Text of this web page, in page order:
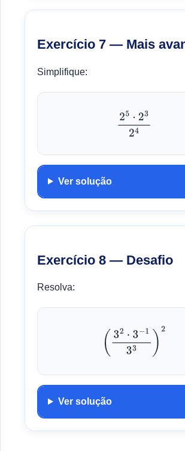
Exercício 7 — Mais
Simplifique:
25⋅ 2 324
Ver solução
Exercício 8 — Desafio
Resolva:
( 32⋅ 3 −133 )2
Ver solução